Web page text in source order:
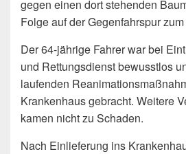
gegen einen dort stehenden
Folge auf der Gegenfahrspur
Der 64-jährige Fahrer war bei
und Rettungsdienst bewusstlos
laufenden
Krankenhaus gebracht. Weitere
kamen nicht zu Schaden.
Nach Einlieferung ins